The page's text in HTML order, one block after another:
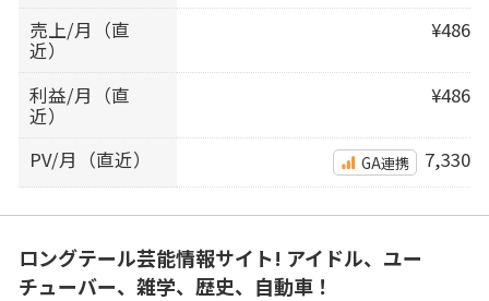
売上/月（直
近）
¥486
利益/月（直
近）
¥486
PV/月（直近） GA連携 7,330
ロングテール芸能情報サイト! アイドル、ユー
チューバー、雑学、歴史、自動車！